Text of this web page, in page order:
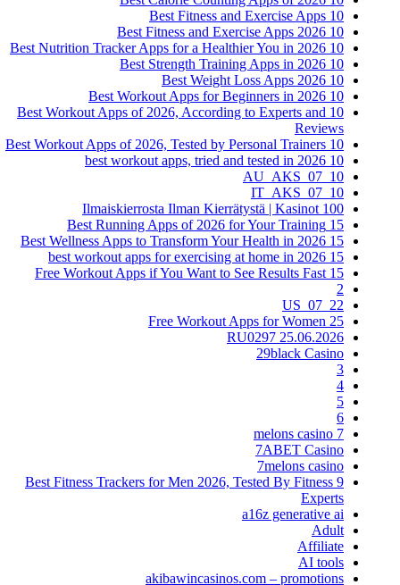
10 Best Fitness and Exercise Apps
10 Best Fitness and Exercise Apps 2026
10 Best Nutrition Tracker Apps for a Healthier You in 2026
10 Best Strength Training Apps in 2026
10 Best Weight Loss Apps 2026
10 Best Workout Apps for Beginners in 2026
10 Best Workout Apps of 2026, According to Experts and
Reviews
10 Best Workout Apps of 2026, Tested by Personal Trainers
10 best workout apps, tried and tested in 2026
10_07_AU_AKS
10_07_IT_AKS
100 Ilmaiskierrosta Ilman Kierrätystä | Kasinot
15 Best Running Apps of 2026 for Your Training
15 Best Wellness Apps to Transform Your Health in 2026
15 best workout apps for exercising at home in 2026
15 Free Workout Apps if You Want to See Results Fast
2
22_07_US
25 Free Workout Apps for Women
25.06.2026 RU0297
29black Casino
3
4
5
6
7 melons casino
7ABET Casino
7melons casino
9 Best Fitness Trackers for Men 2026, Tested By Fitness
Experts
a16z generative ai
Adult
Affiliate
AI tools
akibawincasinos.com – promotions